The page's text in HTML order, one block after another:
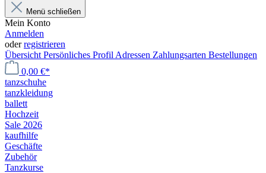
Menü schließen
Mein Konto
Anmelden
oderregistrieren
Übersicht Persönliches Profil Adressen Zahlungsarten Bestellungen
0,00 €*
tanzschuhe
tanzkleidung
ballett
Hochzeit
Sale 2026
kaufhilfe
Geschäfte
Zubehör
Tanzkurse